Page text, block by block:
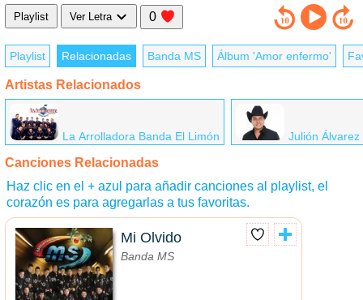
Playlist Ver Letra 0
Playlist Relacionadas Banda MS Álbum 'Amor enfermo'
Artistas Relacionados
La Arrolladora Banda El Limón Julión
Canciones Relacionadas
Haz clic en el + azul para añadir canciones al playlist, el
corazón es para agregarlas a tus favoritas.
Mi Olvido
Banda MS